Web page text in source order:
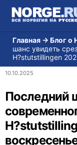
Главная → Блог о
шанс увидеть
H?stutstillingen
10.10.2025
Последний